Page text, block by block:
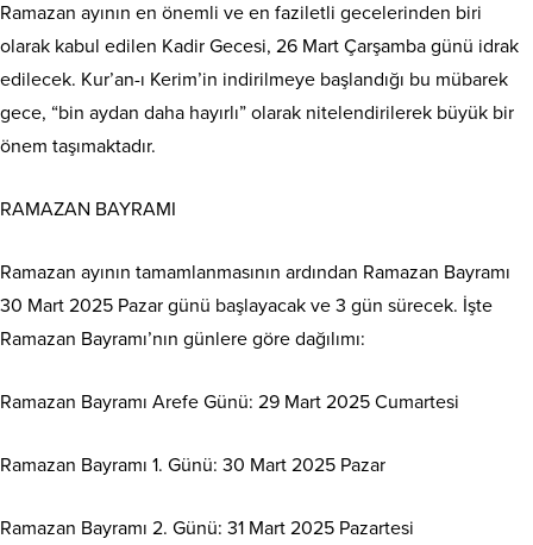
Ramazan ayının en önemli ve en faziletli gecelerinden biri
olarak kabul edilen Kadir Gecesi, 26 Mart Çarşamba günü idrak
edilecek. Kur’an-ı Kerim’in indirilmeye başlandığı bu mübarek
gece, “bin aydan daha hayırlı” olarak nitelendirilerek büyük bir
önem taşımaktadır.
RAMAZAN BAYRAMI
Ramazan ayının tamamlanmasının ardından Ramazan Bayramı
30 Mart 2025 Pazar günü başlayacak ve 3 gün sürecek. İşte
Ramazan Bayramı’nın günlere göre dağılımı:
Ramazan Bayramı Arefe Günü: 29 Mart 2025 Cumartesi
Ramazan Bayramı 1. Günü: 30 Mart 2025 Pazar
Ramazan Bayramı 2. Günü: 31 Mart 2025 Pazartesi